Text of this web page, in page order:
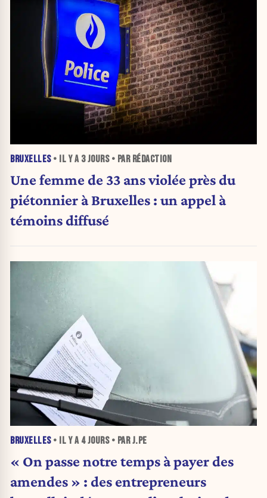
BRUXELLES• IL Y A 3 JOURS• PAR RÉDACTION
Une femme de 33 ans violée près du
piétonnier à Bruxelles : un appel à
témoins diffusé
BRUXELLES• IL Y A 4 JOURS• PAR J.PE
« On passe notre temps à payer des
amendes » : des entrepreneurs